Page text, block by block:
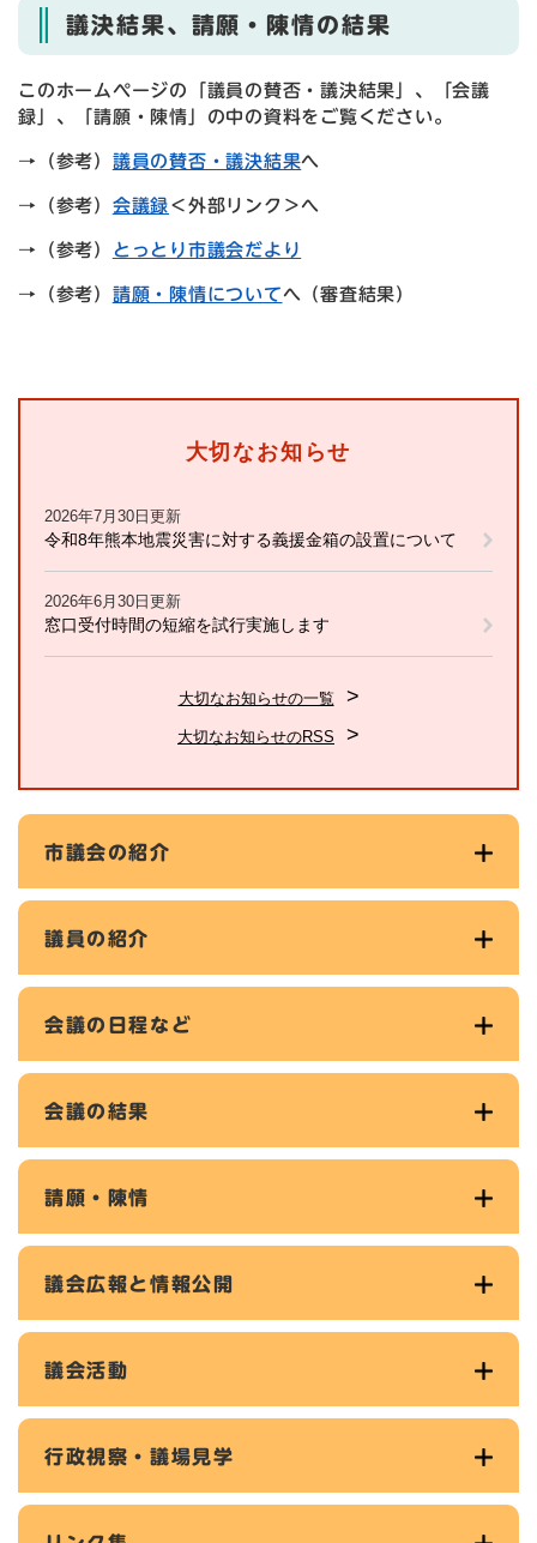
議決結果、請願・陳情の結果
このホームページの「議員の賛否・議決結果」、「会議
録」、「請願・陳情」の中の資料をご覧ください。
→（参考） 議員の賛否・議決結果へ
→（参考） 会議録 ＜外部リンク＞へ
→（参考） とっとり市議会だより
→（参考） 請願・陳情についてへ（審査結果）
大切なお知らせ
2026年7月30日更新
令和8年熊本地震災害に対する義援金箱の設置について
2026年6月30日更新
窓口受付時間の短縮を試行実施します
大切なお知らせの一覧
大切なお知らせのRSS
市議会の紹介
議員の紹介
会議の日程など
会議の結果
請願・陳情
議会広報と情報公開
議会活動
行政視察・議場見学